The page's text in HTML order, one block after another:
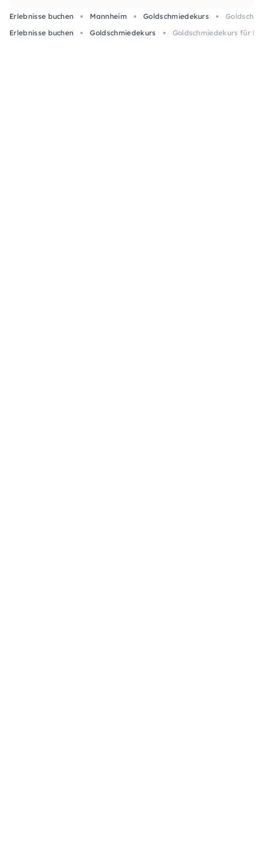
Schaffen.
Erlebnisse buchen Mannheim Goldschmiedekurs
Erlebnisse buchen
Goldschmiedekurs Goldschmiedekurs für